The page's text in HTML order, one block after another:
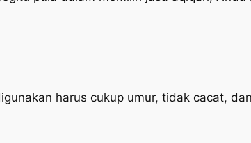
harus cukup umur, tidak cacat,